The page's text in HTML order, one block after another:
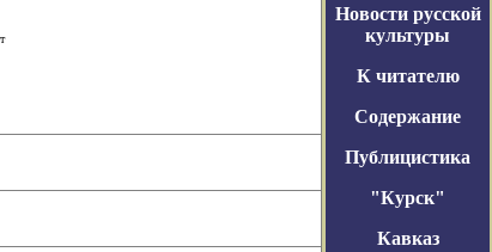
Новости русской
культуры
К читателю
Содержание
Публицистика
"Курск"
Кавказ